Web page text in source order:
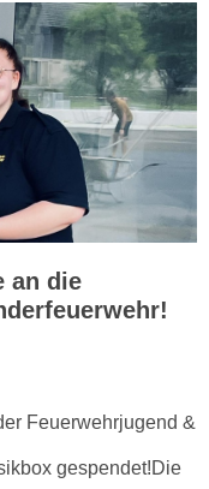
an die
Feuerwehrjugend &
gespendet!Die